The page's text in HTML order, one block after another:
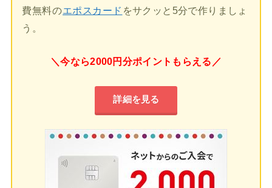
費無料のエポスカード をサクッと5分で作りましょ
う。
＼今なら2000円分ポイントもらえる／
詳細を見る